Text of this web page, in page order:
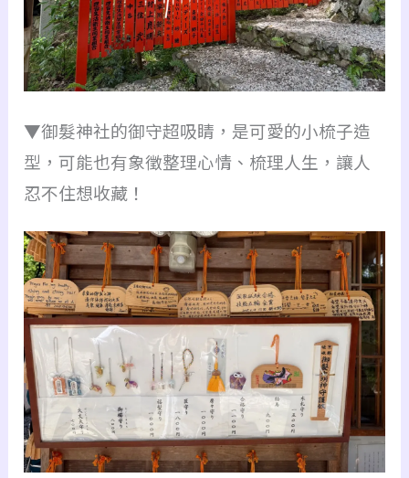
▼御髮神社的御守超吸睛，是可愛的小梳子造
型，可能也有象徵整理心情、梳理人生，讓人
忍不住想收藏！